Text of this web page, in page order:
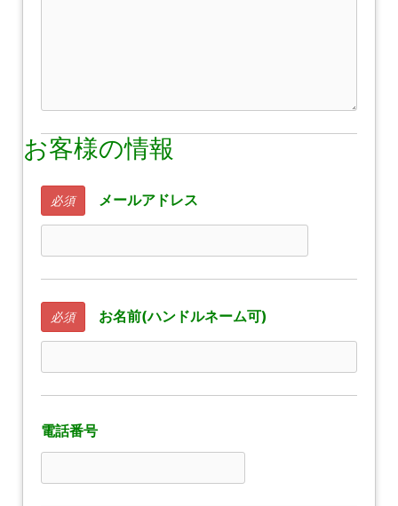
お客様の情報
必須 メールアドレス
必須 お名前(ハンドルネーム可)
電話番号